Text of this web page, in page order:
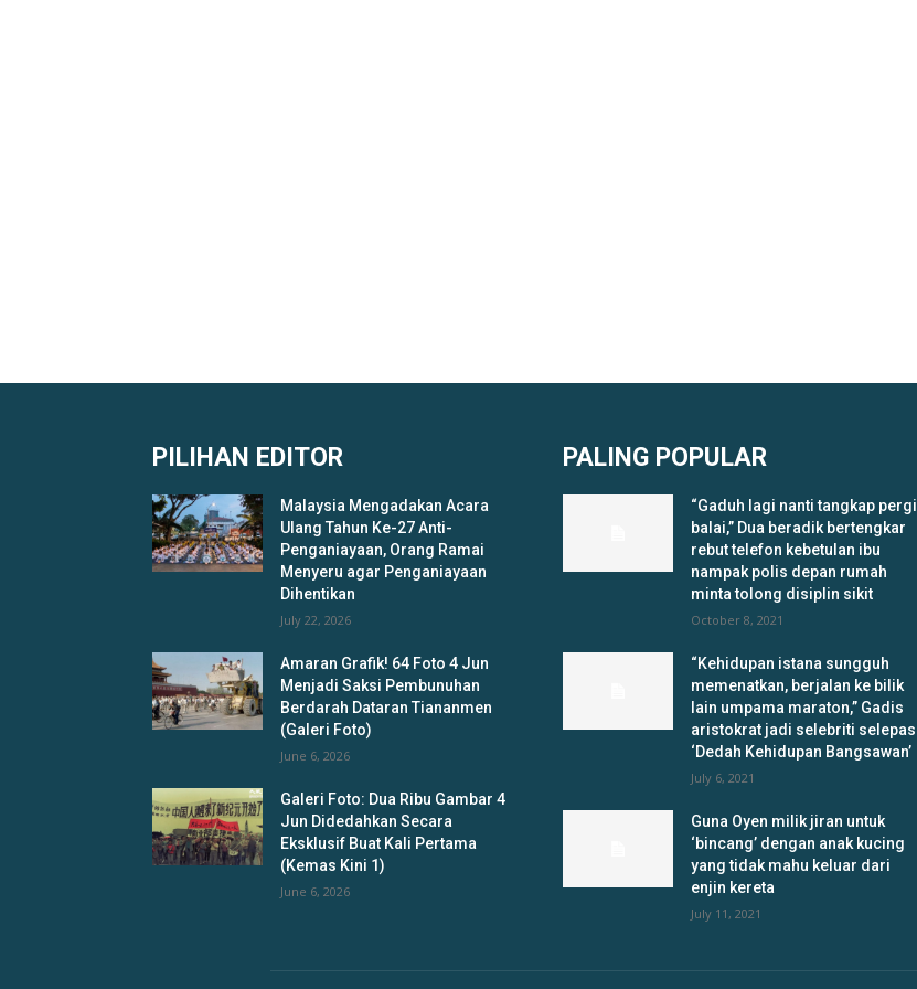
PILIHAN EDITOR
Malaysia Mengadakan Acara
Ulang Tahun Ke-27 Anti-
Penganiayaan, Orang Ramai
Menyeru agar Penganiayaan
Dihentikan
July 22, 2026
Amaran Grafik! 64 Foto 4 Jun
Menjadi Saksi Pembunuhan
Berdarah Dataran Tiananmen
(Galeri Foto)
June 6, 2026
Galeri Foto: Dua Ribu Gambar 4
Jun Didedahkan Secara
Eksklusif Buat Kali Pertama
(Kemas Kini 1)
June 6, 2026
PALING POPULAR
“Gaduh lagi nanti tangkap pergi
balai,” Dua beradik bertengkar
rebut telefon kebetulan ibu
nampak polis depan rumah
minta tolong disiplin sikit
October 8, 2021
“Kehidupan istana sungguh
memenatkan, berjalan ke bilik
lain umpama maraton,” Gadis
aristokrat jadi selebriti selepas
‘Dedah Kehidupan Bangsawan’
July 6, 2021
Guna Oyen milik jiran untuk
‘bincang’ dengan anak kucing
yang tidak mahu keluar dari
enjin kereta
July 11, 2021